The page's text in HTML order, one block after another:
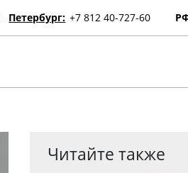
Петербург: +7 812 40-727-60
Читайте также